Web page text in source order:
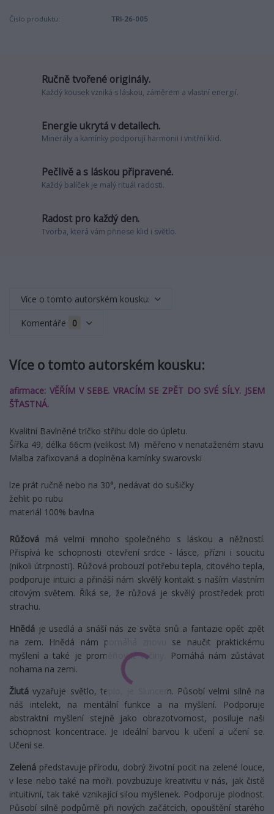
Číslo produktu: TRI-26-005
Ručně tvořené originály.
Každý kousek vzniká s láskou, záměrem a vlastní energií.
Energie ukrytá v detailech.
Minerály a kamínky podporují harmonii i vnitřní klid.
Pečlivě a s láskou připravené.
Každý balíček je malý rituál radosti.
Radost pro každý den.
Tvorba, která vám přinese klid i světlo.
Více o tomto autorském kousku:
Komentáře 0
Více o tomto autorském kousku:
afirmace: VĚŘÍM V SEBE. VRACÍM SE ZPĚT DO SVÉ SÍLY. JSEM
ŠŤASTNÁ.
Kvalitní Bavlněné tričko střihu dole do úpletu.
Šířka 49, délka 66cm (velikost M) měřeno v nenataženém stavu
Malba zafixovaná a doplněna kamínky swarovski
lze prát ručně nebo na 30°, nedávat do sušičky
žehlit po rubu
materiál 100% bavlna
Růžová má velmi mnoho společného s láskou a něžností.
Přispívá ke schopnosti otevření srdce - lásce, přízni i soucitu
(nikoli útrpnosti). Růžová probouzí potřebu tepla, citového tepla,
podporuje intuici a přináší nám skvělý kontakt s naším vlastním
citovým světem. Říká se, že růžová je skvělý prostředek proti
strachu.
Hnědá je usedlá a snáší nás ze světa snů a fantazie opět zpět
na zem. Hnědá nám pomáhá znovu se naučit praktickému
myšlení a také je proměňovat v činy. Pomáhá nám zůstávat
nohama na zemi.
Žlutá vyzařuje světlo, teplo, je Sluncem. Působí velmi silně na
náš intelekt, na mentální funkce a na myšlení. Podporuje
abstraktní myšlení stejně jako obrazotvornost, posiluje naši
schopnost koncentrace. Je ideální barvou k učení a učení se.
Učení se.
Zelená představuje přírodu, dobrý životní pocit na zelené louce,
v lese nebo také na moři. povzbuzuje kreativitu v nás, jak čistě
intuitivní, tak také vznikající silou myšlenek. Podporuje plodnost.
Působí silně podpůrně při nových začátcích, opouštění starého